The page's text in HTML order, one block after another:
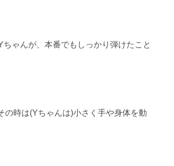
ゃんが、本番でもしっかり弾けたこと
の時は(Yちゃんは)小さく手や身体を動